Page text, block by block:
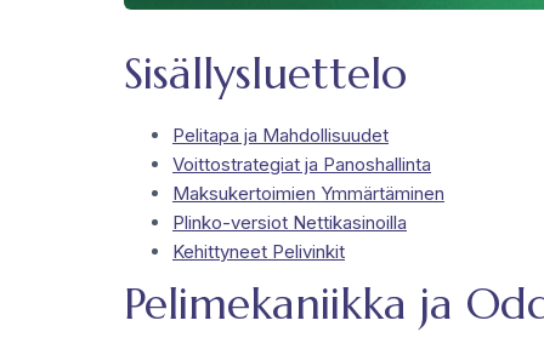
Sisällysluettelo
Pelitapa ja Mahdollisuudet
Voittostrategiat ja Panoshallinta
Maksukertoimien Ymmärtäminen
Plinko-versiot Nettikasinoilla
Kehittyneet Pelivinkit
Pelimekaniikka ja